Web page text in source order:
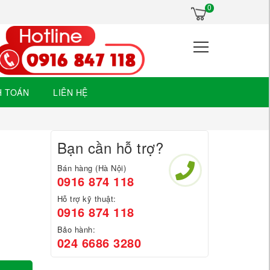
0
TOÁN LIÊN HỆ
Bạn cần hỗ trợ?
Bán hàng (Hà Nội)
0916 874 118
Hỗ trợ kỹ thuật:
0916 874 118
Bảo hành:
024 6686 3280